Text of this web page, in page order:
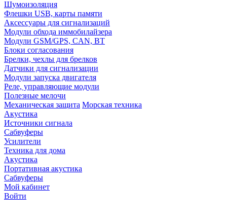
Шумоизоляция
Флешки USB, карты памяти
Аксессуары для сигнализаций
Модули обхода иммобилайзера
Модули GSM/GPS, CAN, BT
Блоки согласования
Брелки, чехлы для брелков
Датчики для сигнализации
Модули запуска двигателя
Реле, управляющие модули
Полезные мелочи
Механическая защита Морская техника
Акустика
Источники сигнала
Сабвуферы
Усилители
Техника для дома
Акустика
Портативная акустика
Сабвуферы
Мой кабинет
Войти